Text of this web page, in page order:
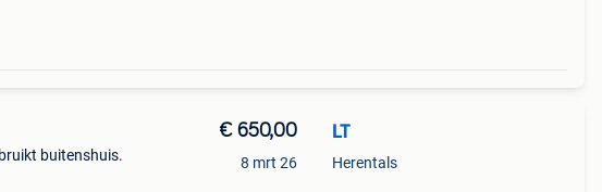
buitenshuis.
€ 650,00
8 mrt 26
LT
Herentals